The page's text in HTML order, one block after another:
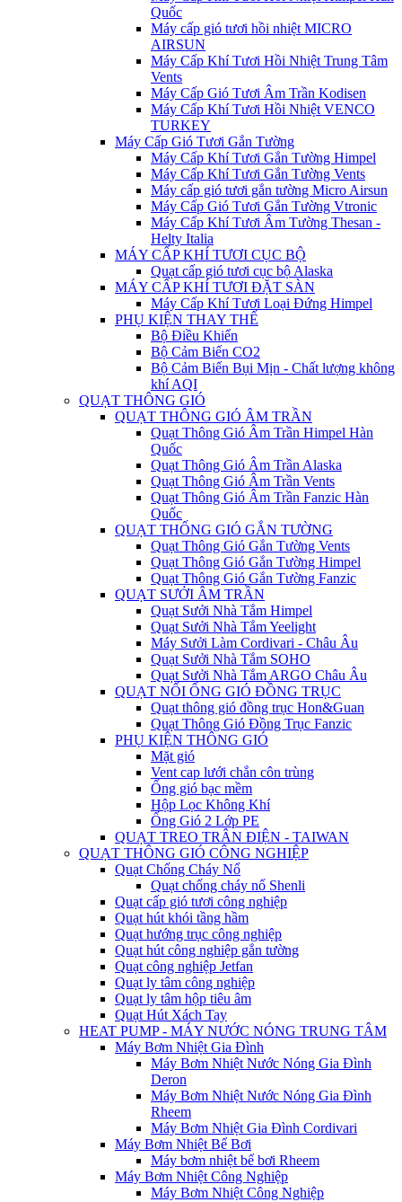
Quốc
Máy cấp gió tươi hồi nhiệt MICRO
AIRSUN
Máy Cấp Khí Tươi Hồi Nhiệt Trung Tâm
Vents
Máy Cấp Gió Tươi Âm Trần Kodisen
Máy Cấp Khí Tươi Hồi Nhiệt VENCO
TURKEY
Máy Cấp Gió Tươi Gắn Tường
Máy Cấp Khí Tươi Gắn Tường Himpel
Máy Cấp Khí Tươi Gắn Tường Vents
Máy cấp gió tươi gắn tường Micro Airsun
Máy Cấp Gió Tươi Gắn Tường Vtronic
Máy Cấp Khí Tươi Âm Tường Thesan -
Helty Italia
MÁY CẤP KHÍ TƯƠI CỤC BỘ
Quạt cấp gió tươi cục bộ Alaska
MÁY CẤP KHÍ TƯƠI ĐẶT SÀN
Máy Cấp Khí Tươi Loại Đứng Himpel
PHỤ KIỆN THAY THẾ
Bộ Điều Khiển
Bộ Cảm Biến CO2
Bộ Cảm Biến Bụi Mịn - Chất lượng không
khí AQI
QUẠT THÔNG GIÓ
QUẠT THÔNG GIÓ ÂM TRẦN
Quạt Thông Gió Âm Trần Himpel Hàn
Quốc
Quạt Thông Gió Âm Trần Alaska
Quạt Thông Gió Âm Trần Vents
Quạt Thông Gió Âm Trần Fanzic Hàn
Quốc
QUẠT THỐNG GIÓ GẮN TƯỜNG
Quạt Thông Gió Gắn Tường Vents
Quạt Thông Gió Gắn Tường Himpel
Quạt Thông Gió Gắn Tường Fanzic
QUẠT SƯỞI ÂM TRẦN
Quạt Sưởi Nhà Tắm Himpel
Quạt Sưởi Nhà Tắm Yeelight
Máy Sưởi Làm Cordivari - Châu Âu
Quạt Sưởi Nhà Tắm SOHO
Quạt Sưởi Nhà Tắm ARGO Châu Âu
QUẠT NỐI ỐNG GIÓ ĐỒNG TRỤC
Quạt thông gió đồng trục Hon&Guan
Quạt Thông Gió Đồng Trục Fanzic
PHỤ KIỆN THÔNG GIÓ
Mặt gió
Vent cap lưới chắn côn trùng
Ống gió bạc mềm
Hộp Lọc Không Khí
Ống Gió 2 Lớp PE
QUẠT TREO TRÂN ĐIỆN - TAIWAN
QUẠT THÔNG GIÓ CÔNG NGHIỆP
Quạt Chống Cháy Nổ
Quạt chống cháy nổ Shenli
Quạt cấp gió tươi công nghiệp
Quạt hút khói tầng hầm
Quạt hướng trục công nghiệp
Quạt hút công nghiệp gắn tường
Quạt công nghiệp Jetfan
Quạt ly tâm công nghiệp
Quạt ly tâm hộp tiêu âm
Quạt Hút Xách Tay
HEAT PUMP - MÁY NƯỚC NÓNG TRUNG TÂM
Máy Bơm Nhiệt Gia Đình
Máy Bơm Nhiệt Nước Nóng Gia Đình
Deron
Máy Bơm Nhiệt Nước Nóng Gia Đình
Rheem
Máy Bơm Nhiệt Gia Đình Cordivari
Máy Bơm Nhiệt Bể Bơi
Máy bơm nhiệt bể bơi Rheem
Máy Bơm Nhiệt Công Nghiệp
Máy Bơm Nhiệt Công Nghiệp